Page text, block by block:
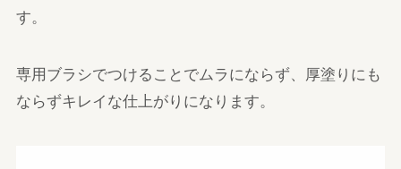
す。
専用ブラシでつけることでムラにならず、厚塗りにも
ならずキレイな仕上がりになります。